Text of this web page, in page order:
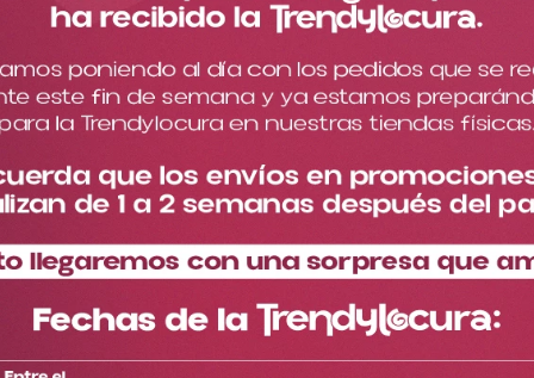
ENLACES DE INTERÉS
Quiénes somos
Preguntas frecuentes
Contáctanos
Ejecutivas Comerciales
Mayoristas